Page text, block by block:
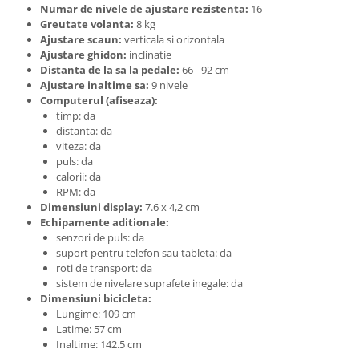
Role copii si adulti
Masinute si motociclete electrice
Marsupii
Premergatoare
Skateboard
Scaune de biciclete copii
Baita, Igiena, Siguranta
Lenjerie mamici
Olite
Seturi de hranire
Joaca si sport exterior
Trambuline
Centre de joaca exterior
Numar de nivele de ajustare rezistenta: 16
Greutate volanta: 8 kg
Ajustare scaun: verticala si orizontala
Ajustare ghidon: inclinatie
Distanta de la sa la pedale: 66 - 92 cm
Ajustare inaltime sa: 9 nivele
Computerul (afiseaza):
timp: da
distanta: da
viteza: da
puls: da
calorii: da
RPM: da
Dimensiuni display: 7.6 x 4,2 cm
Echipamente aditionale:
senzori de puls: da
suport pentru telefon sau tableta: da
roti de transport: da
sistem de nivelare suprafete inegale: da
Dimensiuni bicicleta:
Lungime: 109 cm
Latime: 57 cm
Inaltime: 142.5 cm